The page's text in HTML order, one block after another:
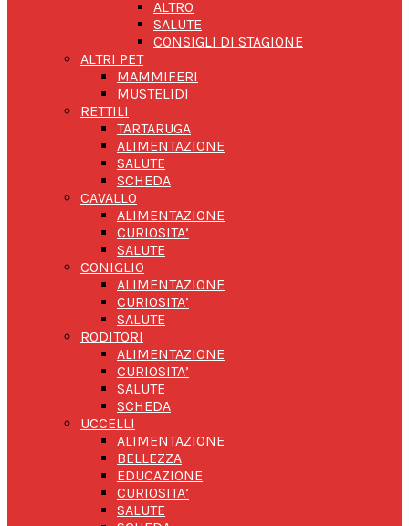
ALTRO
SALUTE
CONSIGLI DI STAGIONE
ALTRI PET
MAMMIFERI
MUSTELIDI
RETTILI
TARTARUGA
ALIMENTAZIONE
SALUTE
SCHEDA
CAVALLO
ALIMENTAZIONE
CURIOSITA’
SALUTE
CONIGLIO
ALIMENTAZIONE
CURIOSITA’
SALUTE
RODITORI
ALIMENTAZIONE
CURIOSITA’
SALUTE
SCHEDA
UCCELLI
ALIMENTAZIONE
BELLEZZA
EDUCAZIONE
CURIOSITA’
SALUTE